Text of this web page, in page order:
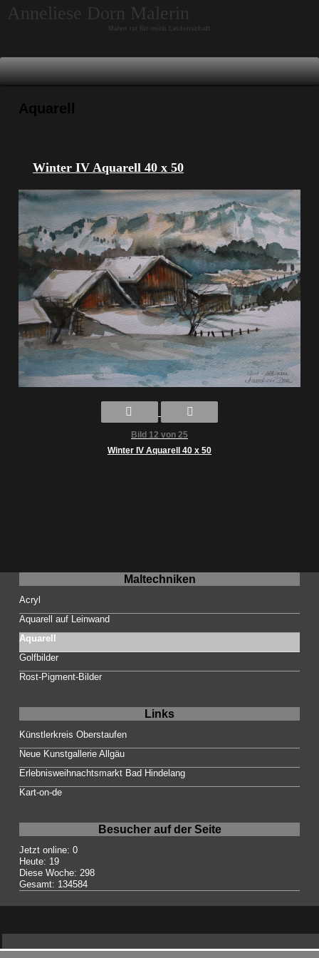
Skip to content
Anneliese Dorn Malerin
Malen ist für mich Leidenschaft
Aquarell
Winter IV Aquarell 40 x 50
Bild 12 von 25
Winter IV Aquarell 40 x 50
Maltechniken
Acryl
Aquarell auf Leinwand
Aquarell
Golfbilder
Rost-Pigment-Bilder
Links
Künstlerkreis Oberstaufen
Neue Kunstgallerie Allgäu
Erlebnisweihnachtsmarkt Bad Hindelang
Kart-on-de
Besucher auf der Seite
Jetzt online: 0
Heute: 19
Diese Woche: 298
Gesamt: 134584